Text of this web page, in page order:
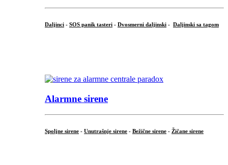
Daljinci - SOS panik tasteri - Dvosmerni daljinski - Daljinski sa tagom
Alarmne sirene
Spoljne sirene - Unutrašnje sirene - Bežične sirene - Žičane sirene